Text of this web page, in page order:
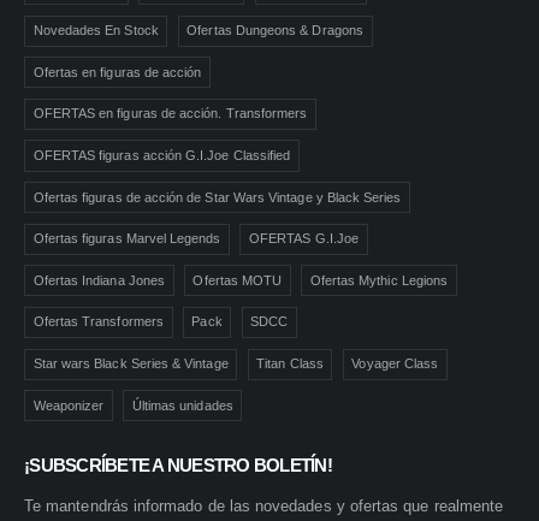
Novedades En Stock Ofertas Dungeons & Dragons
Ofertas en figuras de acción
OFERTAS en figuras de acción. Transformers
OFERTAS figuras acción G.I.Joe Classified
Ofertas figuras de acción de Star Wars Vintage y Black Series
Ofertas figuras Marvel Legends OFERTAS G.I.Joe
Ofertas Indiana Jones Ofertas MOTU Ofertas Mythic Legions
Ofertas Transformers Pack SDCC
Star wars Black Series & Vintage Titan Class Voyager Class
Weaponizer Últimas unidades
¡SUBSCRÍBETE A NUESTRO BOLETÍN!
Te mantendrás informado de las novedades y ofertas que realmente